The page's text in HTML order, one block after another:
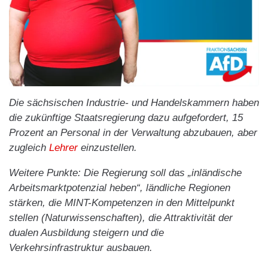
Die sächsischen Industrie- und Handelskammern haben
die zukünftige Staatsregierung dazu aufgefordert, 15
Prozent an Personal in der Verwaltung abzubauen, aber
zugleich Lehrereinzustellen.
Weitere Punkte: Die Regierung soll das „inländische
Arbeitsmarktpotenzial heben“, ländliche Regionen
stärken, die MINT-Kompetenzen in den Mittelpunkt
stellen (Naturwissenschaften), die Attraktivität der
dualen Ausbildung steigern und die
Verkehrsinfrastruktur ausbauen.